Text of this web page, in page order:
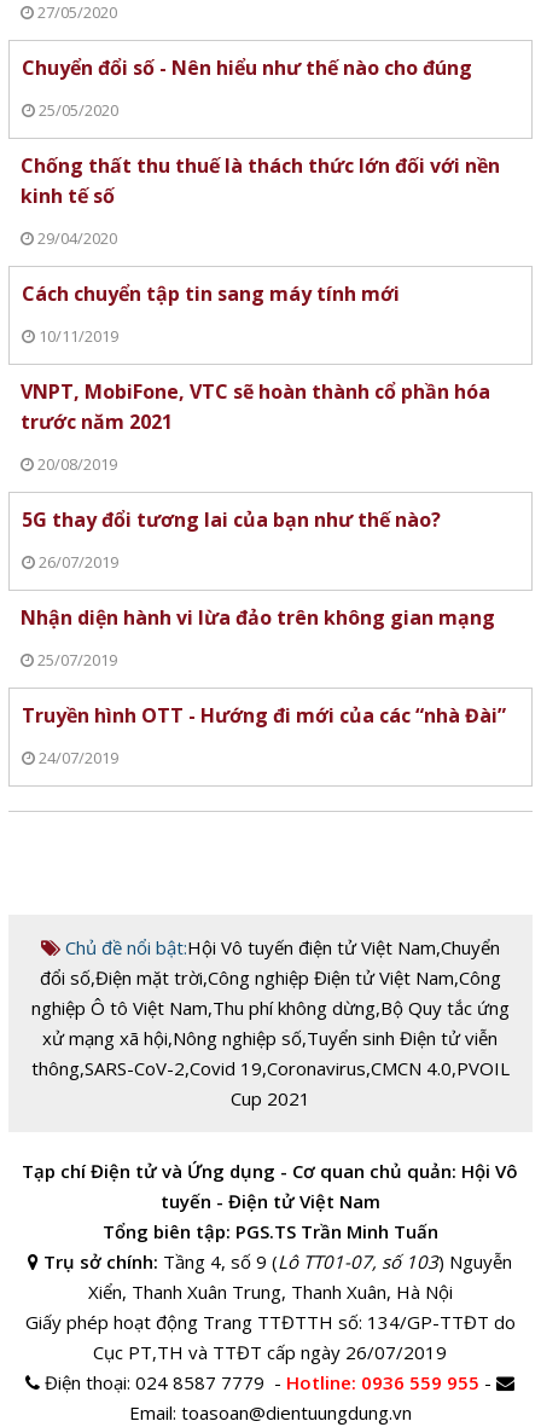
27/05/2020
Chuyển đổi số - Nên hiểu như thế nào cho đúng
25/05/2020
Chống thất thu thuế là thách thức lớn đối với nền
kinh tế số
29/04/2020
Cách chuyển tập tin sang máy tính mới
10/11/2019
VNPT, MobiFone, VTC sẽ hoàn thành cổ phần hóa
trước năm 2021
20/08/2019
5G thay đổi tương lai của bạn như thế nào?
26/07/2019
Nhận diện hành vi lừa đảo trên không gian mạng
25/07/2019
Truyền hình OTT - Hướng đi mới của các “nhà Đài”
24/07/2019
Chủ đề nổi bật:Hội Vô tuyến điện tử Việt Nam,Chuyển
đổi số,Điện mặt trời,Công nghiệp Điện tử Việt Nam,Công
nghiệp Ô tô Việt Nam,Thu phí không dừng,Bộ Quy tắc ứng
xử mạng xã hội,Nông nghiệp số,Tuyển sinh Điện tử viễn
thông,SARS-CoV-2,Covid 19,Coronavirus,CMCN 4.0,PVOIL
Cup 2021
Tạp chí Điện tử và Ứng dụng - Cơ quan chủ quản: Hội Vô
tuyến - Điện tử Việt Nam
Tổng biên tập: PGS.TS Trần Minh Tuấn
Trụ sở chính: Tầng 4, số 9 (Lô TT01-07, số 103) Nguyễn
Xiển, Thanh Xuân Trung, Thanh Xuân, Hà Nội
Giấy phép hoạt động Trang TTĐTTH số: 134/GP-TTĐT do
Cục PT,TH và TTĐT cấp ngày 26/07/2019
Điện thoại:024 8587 7779 - Hotline: 0936 559 955 -
Email: toasoan@dientuungdung.vn